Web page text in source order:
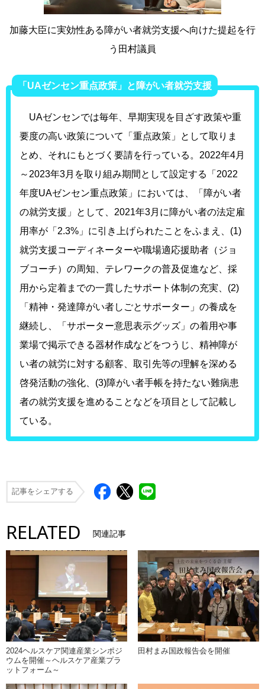
加藤大臣に実効性ある障がい者就労支援へ向けた提起を行
う田村議員
「UAゼンセン重点政策」と障がい者就労支援
UAゼンセンでは毎年、早期実現を目ざす政策や重
要度の高い政策について「重点政策」として取りま
とめ、それにもとづく要請を行っている。2022年4月
～2023年3月を取り組み期間として設定する「2022
年度UAゼンセン重点政策」においては、「障がい者
の就労支援」として、2021年3月に障がい者の法定雇
用率が「2.3%」に引き上げられたことをふまえ、(1)
就労支援コーディネーターや職場適応援助者（ジョ
ブコーチ）の周知、テレワークの普及促進など、採
用から定着までの一貫したサポート体制の充実、(2)
「精神・発達障がい者しごとサポーター」の養成を
継続し、「サポーター意思表示グッズ」の着用や事
業場で掲示できる器材作成などをつうじ、精神障が
い者の就労に対する顧客、取引先等の理解を深める
啓発活動の強化、(3)障がい者手帳を持たない難病患
者の就労支援を進めることなどを項目として記載し
ている。
記事をシェアする
RELATED 関連記事
2024ヘルスケア関連産業シンポジ
ウムを開催～ヘルスケア産業プラ
ットフォーム～
田村まみ国政報告会を開催